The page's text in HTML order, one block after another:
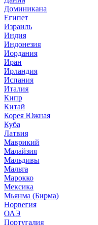
Доминикана
Египет
Израиль
Индия
Индонезия
Иордания
Иран
Ирландия
Испания
Италия
Кипр
Китай
Корея Южная
Куба
Латвия
Маврикий
Малайзия
Мальдивы
Мальта
Марокко
Мексика
Мьянма (Бирма)
Норвегия
ОАЭ
Португалия